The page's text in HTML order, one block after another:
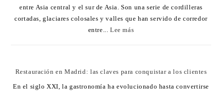
entre Asia central y el sur de Asia. Son una serie de cordilleras
cortadas, glaciares colosales y valles que han servido de corredor
entre...Lee más
Restauración en Madrid: las claves para conquistar a los clientes
En el siglo XXI, la gastronomía ha evolucionado hasta convertirse